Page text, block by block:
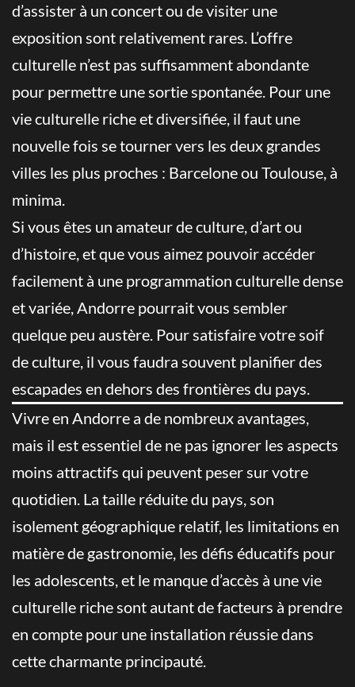
d’assister à un concert ou de visiter une
exposition sont relativement rares. L’offre
culturelle n’est pas suffisamment abondante
pour permettre une sortie spontanée. Pour une
vie culturelle riche et diversifiée, il faut une
nouvelle fois se tourner vers les deux grandes
villes les plus proches : Barcelone ou Toulouse, à
minima.
Si vous êtes un amateur de culture, d’art ou
d’histoire, et que vous aimez pouvoir accéder
facilement à une programmation culturelle dense
et variée, Andorre pourrait vous sembler
quelque peu austère. Pour satisfaire votre soif
de culture, il vous faudra souvent planifier des
escapades en dehors des frontières du pays.
Vivre en Andorre a de nombreux avantages,
mais il est essentiel de ne pas ignorer les aspects
moins attractifs qui peuvent peser sur votre
quotidien. La taille réduite du pays, son
isolement géographique relatif, les limitations en
matière de gastronomie, les défis éducatifs pour
les adolescents, et le manque d’accès à une vie
culturelle riche sont autant de facteurs à prendre
en compte pour une installation réussie dans
cette charmante principauté.